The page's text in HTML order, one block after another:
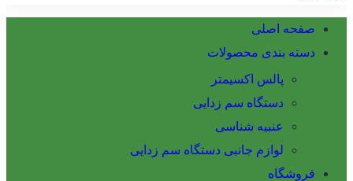
صفحه اصلی
دسته بندی محصولات
پالس اکسیمتر
دستگاه سم زدایی
عنبیه شناسی
لوازم جانبی دستگاه سم زدایی
فروشگاه